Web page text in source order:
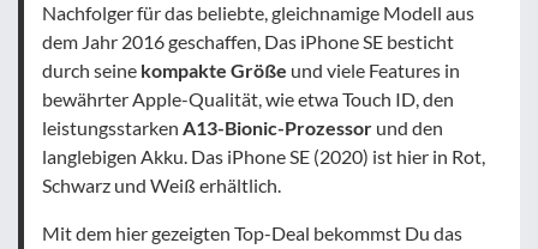
Nachfolger für das beliebte, gleichnamige Modell aus
dem Jahr 2016 geschaffen, Das iPhone SE besticht
durch seine kompakte Größe und viele Features in
bewährter Apple-Qualität, wie etwa Touch ID, den
leistungsstarken A13-Bionic-Prozessor und den
langlebigen Akku. Das iPhone SE (2020) ist hier in Rot,
Schwarz und Weiß erhältlich.
Mit dem hier gezeigten Top-Deal bekommst Du das